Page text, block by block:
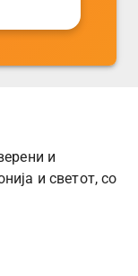
и
и светот, со